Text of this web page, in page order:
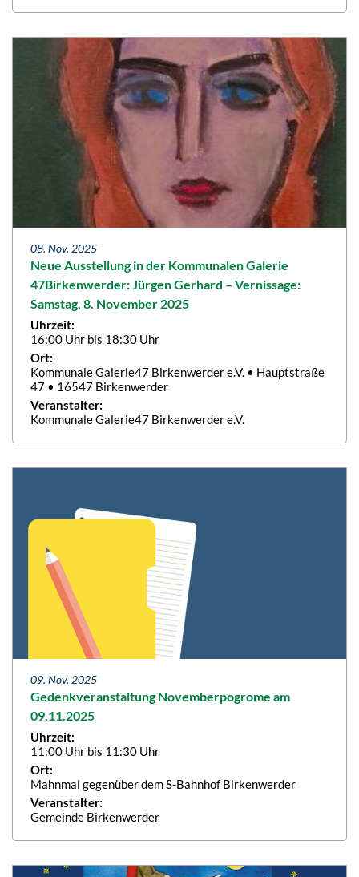
08. Nov. 2025
Neue Ausstellung in der Kommunalen Galerie
47Birkenwerder: Jürgen Gerhard – Vernissage:
Samstag, 8. November 2025
Uhrzeit:
16:00 Uhr bis 18:30 Uhr
Ort:
Kommunale Galerie47 Birkenwerder e.V. • Hauptstraße
47 • 16547 Birkenwerder
Veranstalter:
Kommunale Galerie47 Birkenwerder e.V.
09. Nov. 2025
Gedenkveranstaltung Novemberpogrome am
09.11.2025
Uhrzeit:
11:00 Uhr bis 11:30 Uhr
Ort:
Mahnmal gegenüber dem S-Bahnhof Birkenwerder
Veranstalter:
Gemeinde Birkenwerder